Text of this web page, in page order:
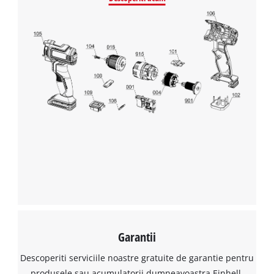
to trackers that are not disclosed to the
the site with their CMP to add this content
to the list of technologies used.
Garantii
Descoperiti serviciile noastre gratuite de garantie pentru